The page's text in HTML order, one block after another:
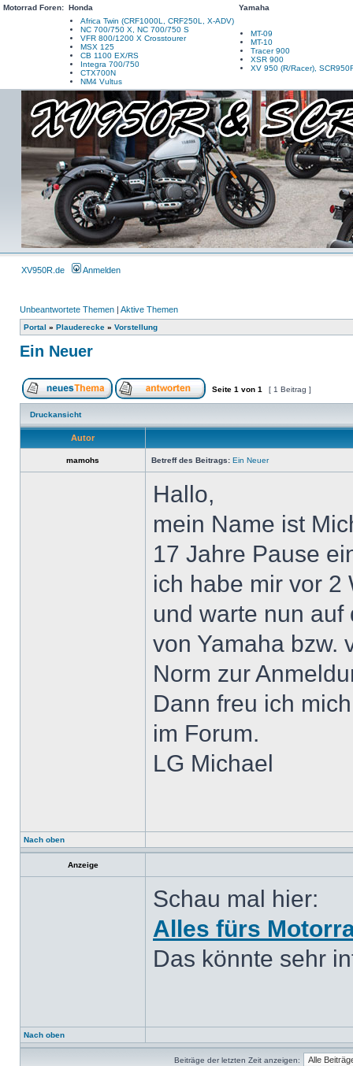
Motorrad Foren: Honda
Yamaha
Africa Twin (CRF1000L, CRF250L, X-ADV)
NC 700/750 X, NC 700/750 S
VFR 800/1200 X Crosstourer
MSX 125
CB 1100 EX/RS
Integra 700/750
CTX700N
NM4 Vultus
MT-09
MT-10
Tracer 900
XSR 900
XV 950 (R/Racer),
XV950R.de Anmelden
Unbeantwortete Themen | Aktive Themen
Portal » Plauderecke » Vorstellung
Ein Neuer
Seite 1 von 1 [ 1 Beitrag ]
Druckansicht
Autor
mamohs Betreff des Beitrags: Ein Neuer
Hallo,
mein Name ist
17 Jahre Pause
ich habe mir vor 2
und warte nun
von Yamaha bzw.
Norm zur
Dann freu ich
im Forum.
LG Michael
Nach oben
Anzeige
Schau mal hier:
Alles fürs
Das könnte sehr
Nach oben
Beiträge der letzten Zeit anzeigen: